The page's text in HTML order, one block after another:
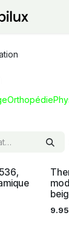
Orthopédie
9.95